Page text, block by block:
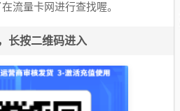
流量卡网进行查找喔。
长按二维码进入